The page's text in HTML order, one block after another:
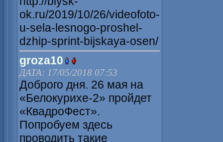
ok.ru/2019/10/26/videofoto-
u-sela-lesnogo-proshel-
dzhip-sprint-bijskaya-osen/
groza10
ДАТА: 17/05/2018 07:53
Доброго дня. 26 мая на
«Белокурихе-2» пройдет
«КвадроФест».
Попробуем здесь
проводить такие